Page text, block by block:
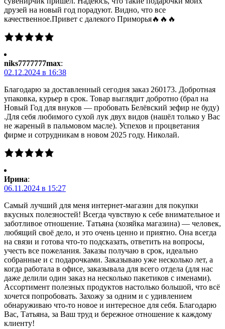
друзей на новый год порадуют. Видно, что все
качественное.Привет с далекого Приморья🔥🔥🔥
niks7777777max:
02.12.2024 в 16:38
Благодарю за доставленный сегодня заказ 260173. Добротная
упаковка, курьер в срок. Товар выглядит добротно (брал на
Новый Год для внуков — пробовать Белёвский зефир не буду)
.Для себя любимого сухой лук двух видов (нашёл только у Вас
не жареный в пальмовом масле). Успехов и процветания
фирме и сотрудникам в новом 2025 году. Николай.
Ирина:
06.11.2024 в 15:27
Самый лучший для меня интернет-магазин для покупки
вкусных полезностей! Всегда чувствую к себе внимательное и
заботливое отношение. Татьяна (хозяйка магазина) — человек,
любящий своё дело, и это очень ценно и приятно. Она всегда
на связи и готова что-то подсказать, ответить на вопросы,
учесть все пожелания. Заказы получаю в срок, идеально
собранные и с подарочками. Заказываю уже несколько лет, а
когда работала в офисе, заказывала для всего отдела (для нас
даже делили один заказ на несколько пакетиков с именами).
Ассортимент полезных продуктов настолько большой, что всё
хочется попробовать. Захожу за одним и с удивлением
обнаруживаю что-то новое и интересное для себя. Благодарю
Вас, Татьяна, за Ваш труд и бережное отношение к каждому
клиенту!